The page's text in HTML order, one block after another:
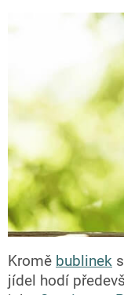
Kromě bublinek
jídel hodí